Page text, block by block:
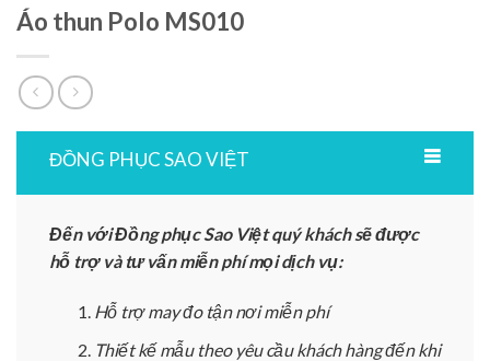
Áo thun Polo MS010
ĐỒNG PHỤC SAO VIỆT
Đến với Đồng phục Sao Việt quý khách sẽ được
hỗ trợ và tư vấn miễn phí mọi dịch vụ:
Hỗ trợ may đo tận nơi miễn phí
Thiết kế mẫu theo yêu cầu khách hàng đến khi